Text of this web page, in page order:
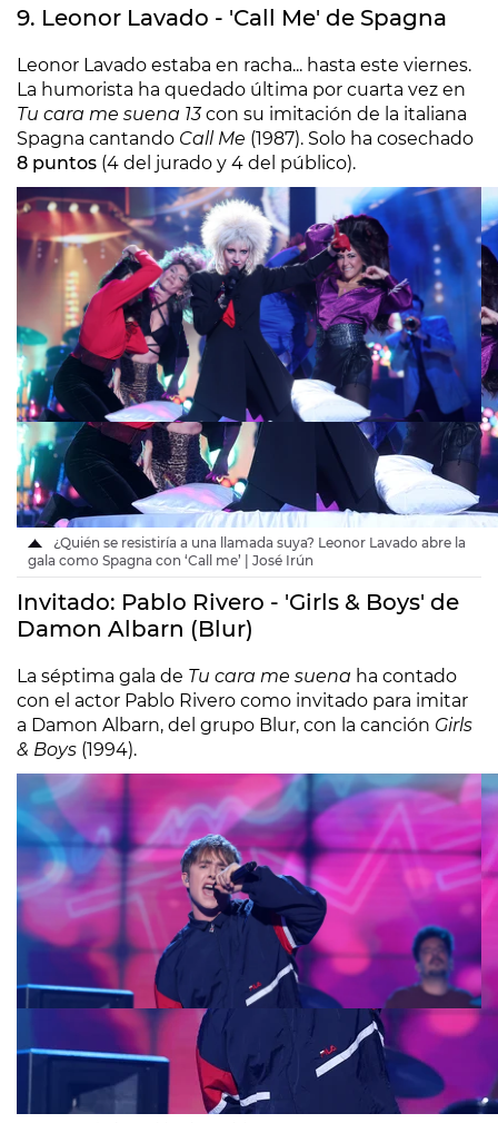
9. Leonor Lavado - 'Call Me' de Spagna
Leonor Lavado estaba en racha... hasta este viernes.
La humorista ha quedado última por cuarta vez en
Tu cara me suena 13con su imitación de la italiana
Spagna cantando Call Me (1987). Solo ha cosechado
8 puntos (4 del jurado y 4 del público).
¿Quién se resistiría a una llamada suya? Leonor Lavado abre la
gala como Spagna con ‘Call me’ | José Irún
Invitado: Pablo Rivero - 'Girls & Boys' de
Damon Albarn (Blur)
La séptima gala de Tu cara me suena ha contado
con el actor Pablo Rivero como invitado para imitar
a Damon Albarn, del grupo Blur, con la canción Girls
& Boys (1994).